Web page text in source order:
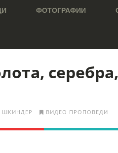
ФОТОГРАФИИ
ШКИНДЕР ВИДЕО ПРОПОВЕДИ